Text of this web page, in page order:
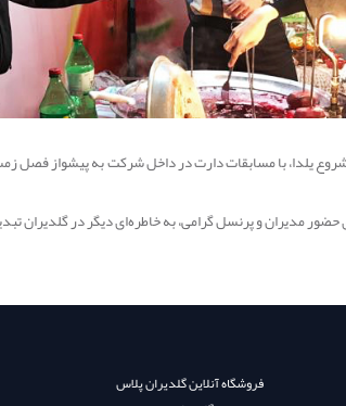
شروع یلدا، با مسابقات دارت در داخل شرکت به پیشواز فصل
حضور مدیران و پرنسل گرامی، به خاطره‌ای دیگر در گلدیران
فروشگاه آنلاین گلدیران پلاس